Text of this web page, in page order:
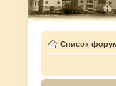
Список